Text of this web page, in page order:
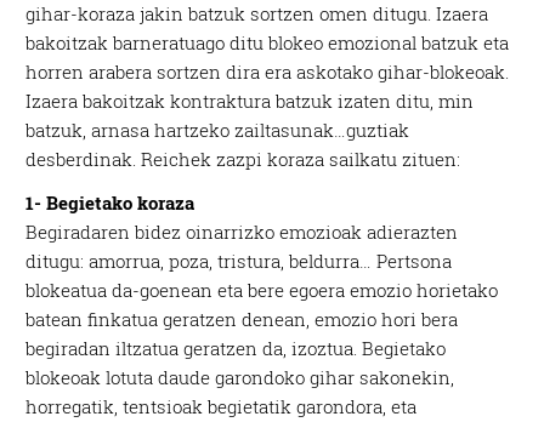
gihar-koraza jakin batzuk sortzen omen ditugu. Izaera
bakoitzak barneratuago ditu blokeo emozional batzuk eta
horren arabera sortzen dira era askotako gihar-blokeoak.
Izaera bakoitzak kontraktura batzuk izaten ditu, min
batzuk, arnasa hartzeko zailtasunak…guztiak
desberdinak. Reichek zazpi koraza sailkatu zituen:
1- Begietako koraza
Begiradaren bidez oinarrizko emozioak adierazten
ditugu: amorrua, poza, tristura, beldurra… Pertsona
blokeatua da-goenean eta bere egoera emozio horietako
batean finkatua geratzen denean, emozio hori bera
begiradan iltzatua geratzen da, izoztua. Begietako
blokeoak lotuta daude garondoko gihar sakonekin,
horregatik, tentsioak begietatik garondora, eta